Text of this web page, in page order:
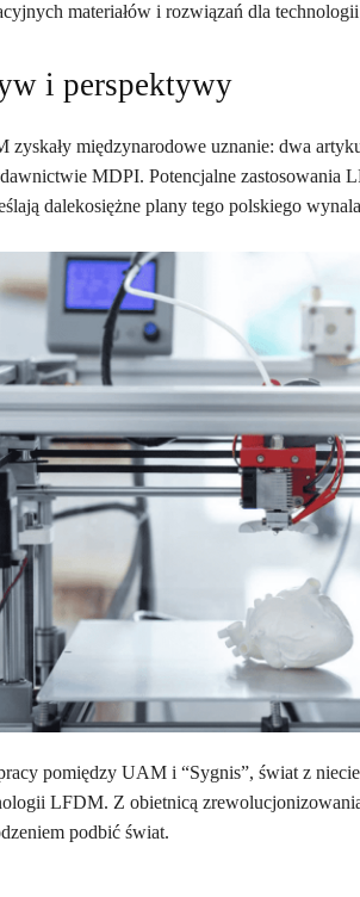
materiałów i rozwiązań dla
i perspektywy
międzynarodowe uznanie: dwa
MDPI. Potencjalne zastosowania
dalekosiężne plany tego polskiego
pomiędzy UAM i “Sygnis”, świat z
LFDM. Z obietnicą
podbić świat.